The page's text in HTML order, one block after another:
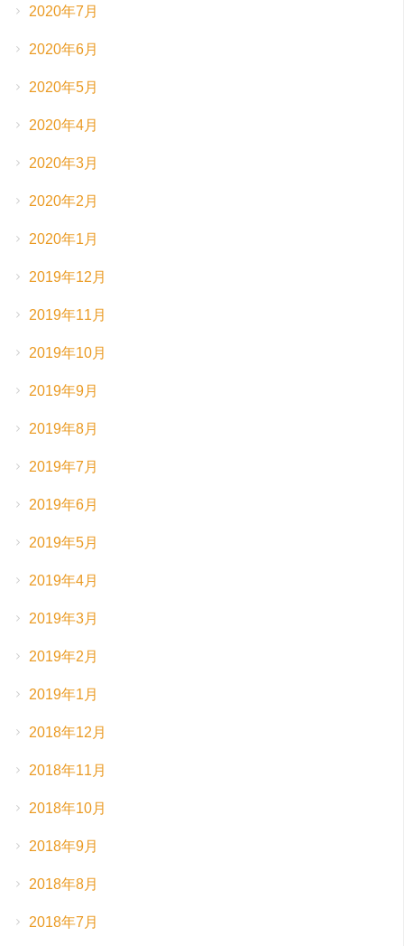
2020年7月
2020年6月
2020年5月
2020年4月
2020年3月
2020年2月
2020年1月
2019年12月
2019年11月
2019年10月
2019年9月
2019年8月
2019年7月
2019年6月
2019年5月
2019年4月
2019年3月
2019年2月
2019年1月
2018年12月
2018年11月
2018年10月
2018年9月
2018年8月
2018年7月